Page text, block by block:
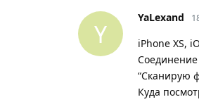
Y
YaLexand
iPhone XS,
Соединение
“Сканирую
Куда